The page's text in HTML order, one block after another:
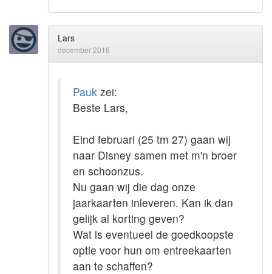
Lars
december 2016
Pauk zei:
Beste Lars,
Eind februari (25 tm 27) gaan wij
naar Disney samen met m'n broer
en schoonzus.
Nu gaan wij die dag onze
jaarkaarten inleveren. Kan ik dan
gelijk al korting geven?
Wat is eventueel de goedkoopste
optie voor hun om entreekaarten
aan te schaffen?